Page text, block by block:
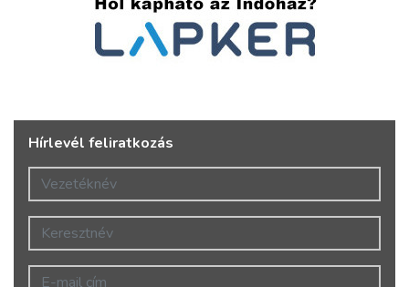
Hírlevél feliratkozás
Vezetéknév
Keresztnév
E-mail cím